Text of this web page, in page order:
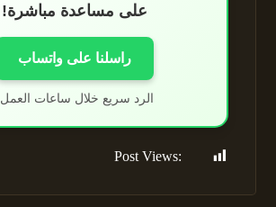
على مساعدة مباشرة!
راسلنا على واتساب
الرد سريع خلال ساعات العمل.
Post Views: